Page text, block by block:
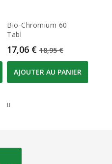
Bio-Chromium 60
Tabl
Prix
17,06 € Prix de base
18,95 €
AJOUTER AU PANIER